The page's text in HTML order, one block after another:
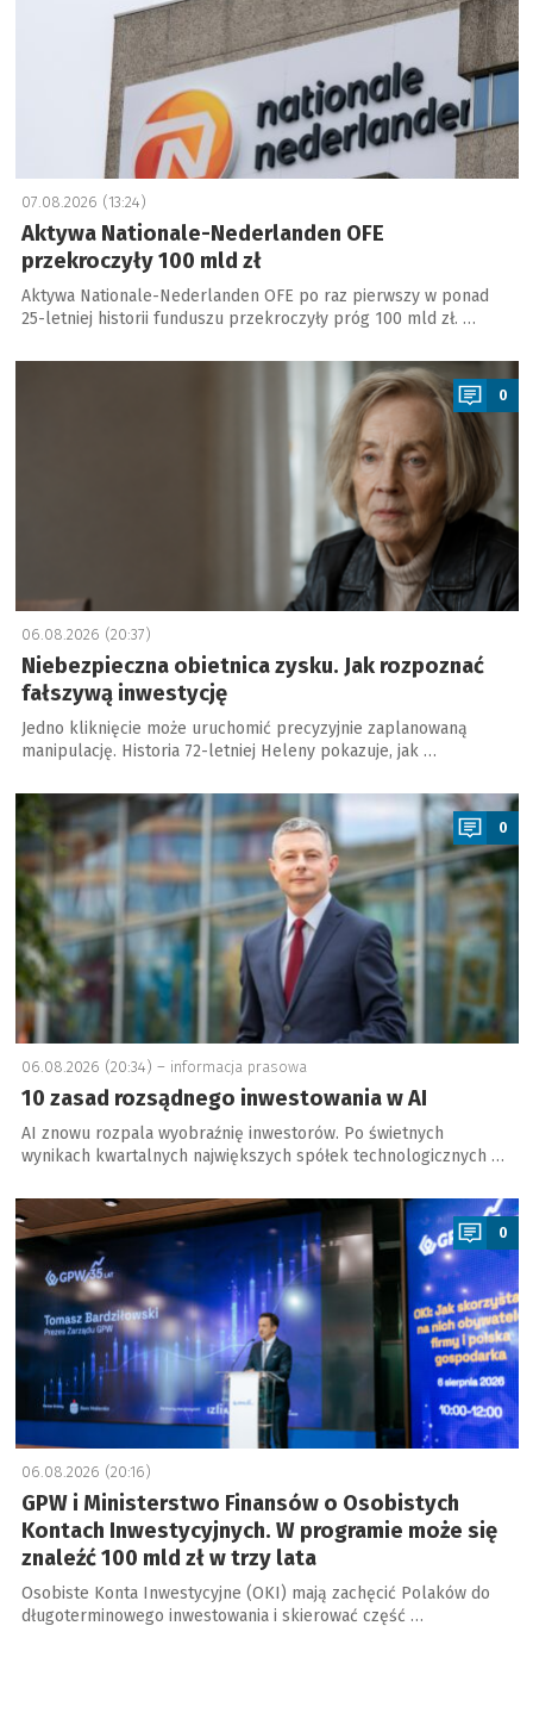
07.08.2026 (13:24)
Aktywa Nationale-Nederlanden OFE
przekroczyły 100 mld zł
Aktywa Nationale-Nederlanden OFE po raz pierwszy w ponad
25-letniej historii funduszu przekroczyły próg 100 mld zł. …
a
0
06.08.2026 (20:37)
Niebezpieczna obietnica zysku. Jak rozpoznać
fałszywą inwestycję
Jedno kliknięcie może uruchomić precyzyjnie zaplanowaną
manipulację. Historia 72-letniej Heleny pokazuje, jak …
a
0
06.08.2026 (20:34) – informacja prasowa
10 zasad rozsądnego inwestowania w AI
AI znowu rozpala wyobraźnię inwestorów. Po świetnych
wynikach kwartalnych największych spółek technologicznych …
a
0
06.08.2026 (20:16)
GPW i Ministerstwo Finansów o Osobistych
Kontach Inwestycyjnych. W programie może się
znaleźć 100 mld zł w trzy lata
Osobiste Konta Inwestycyjne (OKI) mają zachęcić Polaków do
długoterminowego inwestowania i skierować część …